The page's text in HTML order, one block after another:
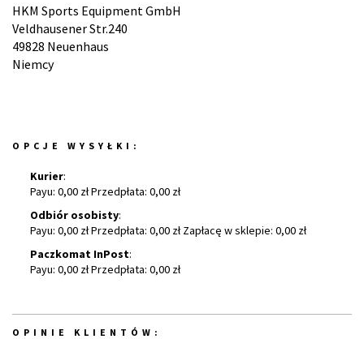
HKM Sports Equipment GmbH
Veldhausener Str.240
49828 Neuenhaus
Niemcy
OPCJE WYSYŁKI:
Kurier:
Payu: 0,00 zł Przedpłata: 0,00 zł
Odbiór osobisty:
Payu: 0,00 zł Przedpłata: 0,00 zł Zapłacę w sklepie: 0,00 zł
Paczkomat InPost:
Payu: 0,00 zł Przedpłata: 0,00 zł
OPINIE KLIENTÓW: